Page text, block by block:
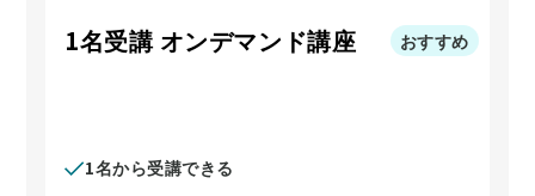
1名受講 オンデマンド講座 おすすめ
1名から受講できる